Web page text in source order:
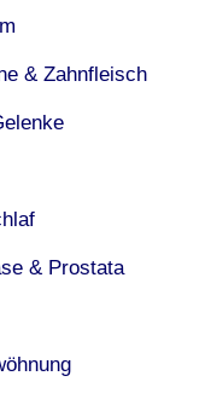
& Zahnfleisch
& Prostata